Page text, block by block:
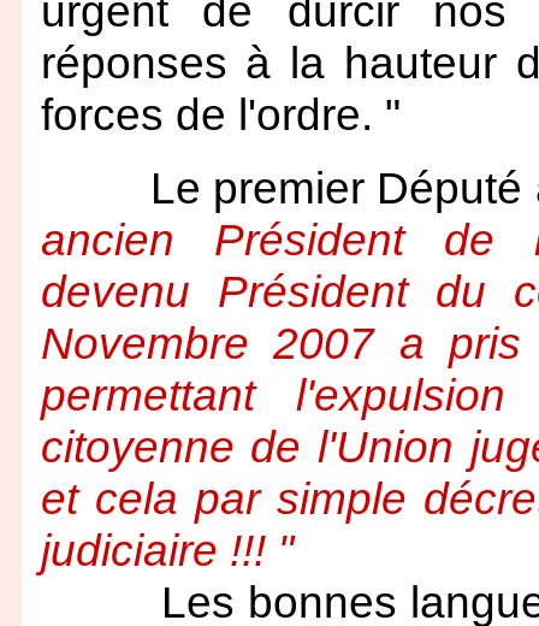
urgent de durcir nos
réponses à la hauteur
forces de l'ordre. "
Le premier Député
ancien Président de
devenu Président du
Novembre 2007 a
permettant
citoyenne de l'Union
et cela par simple
judiciaire !!! "
Les bonnes